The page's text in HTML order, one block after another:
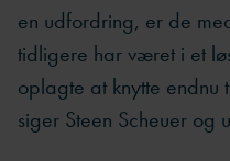
en udfordring, er de
tidligere har været i et
oplagte at knytte endnu
siger Steen Scheuer og